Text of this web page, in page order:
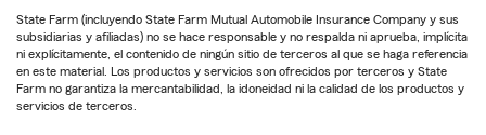
State Farm (incluyendo State Farm Mutual Automobile Insurance Company y sus
subsidiarias y afiliadas) no se hace responsable y no respalda ni aprueba, implícita
ni explícitamente, el contenido de ningún sitio de terceros al que se haga referencia
en este material. Los productos y servicios son ofrecidos por terceros y State
Farm no garantiza la mercantabilidad, la idoneidad ni la calidad de los productos y
servicios de terceros.